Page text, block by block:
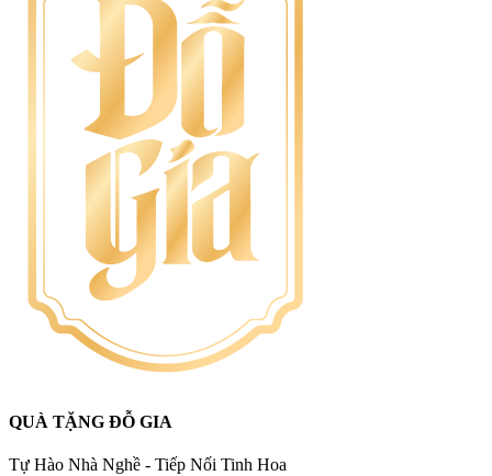
QUÀ TẶNG ĐỖ GIA
Tự Hào Nhà Nghề - Tiếp Nối Tinh Hoa